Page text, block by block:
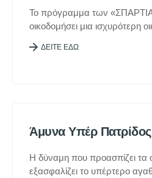
Το πρόγραμμα των
οικοδομήσει μια ισχυρότερη
ΔΕΙΤΕ ΕΔΩ
Άμυνα Υπέρ Πατρίδος
Η δύναμη που προασπίζει τα
εξασφαλίζει το υπέρτερο